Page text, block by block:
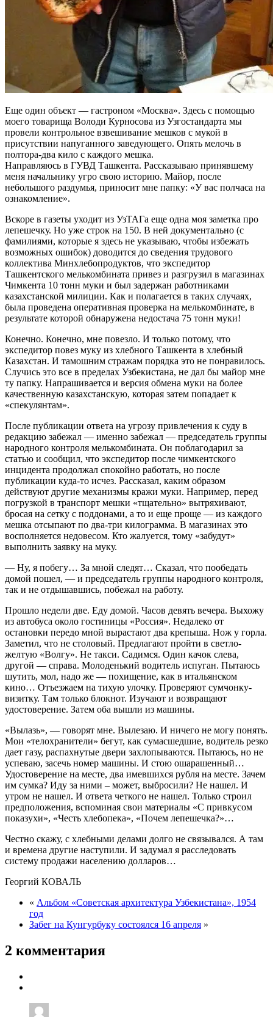
Еще один объект — гастроном «Москва». Здесь с помощью
моего товарища Володи Курносова из Узгостандарта мы
провели контрольное взвешивание мешков с мукой в
присутствии напуганного заведующего. Опять мелочь в
полтора-два кило с каждого мешка.
Направляюсь в ГУВД Ташкента. Рассказываю принявшему
меня начальнику угро свою историю. Майор, после
небольшого раздумья, приносит мне папку: «У вас полчаса на
ознакомление».
Вскоре в газеты уходит из УзТАГа еще одна моя заметка про
лепешечку. Но уже строк на 150. В ней документально (с
фамилиями, которые я здесь не указываю, чтобы избежать
возможных ошибок) доводится до сведения трудового
коллектива Минхлебопродуктов, что экспедитор
Ташкентского мелькомбината привез и разгрузил в магазинах
Чимкента 10 тонн муки и был задержан работниками
казахстанской милиции. Как и полагается в таких случаях,
была проведена оперативная проверка на мелькомбинате, в
результате которой обнаружена недостача 75 тонн муки!
Конечно. Конечно, мне повезло. И только потому, что
экспедитор повез муку из хлебного Ташкента в хлебный
Казахстан. И тамошним стражам порядка это не понравилось.
Случись это все в пределах Узбекистана, не дал бы майор мне
ту папку. Напрашивается и версия обмена муки на более
качественную казахстанскую, которая затем попадает к
«спекулянтам».
После публикации ответа на угрозу привлечения к суду в
редакцию забежал — именно забежал — председатель группы
народного контроля мелькомбината. Он поблагодарил за
статью и сообщил, что экспедитор после чимкентского
инцидента продолжал спокойно работать, но после
публикации куда-то исчез. Рассказал, каким образом
действуют другие механизмы кражи муки. Например, перед
погрузкой в транспорт мешки «тщательно» вытряхивают,
бросая на сетку с поддонами, а то и еще проще — из каждого
мешка отсыпают по два-три килограмма. В магазинах это
восполняется недовесом. Кто жалуется, тому «забудут»
выполнить заявку на муку.
— Ну, я побегу… За мной следят… Сказал, что пообедать
домой пошел, — и председатель группы народного контроля,
так и не отдышавшись, побежал на работу.
Прошло недели две. Еду домой. Часов девять вечера. Выхожу
из автобуса около гостиницы «Россия». Недалеко от
остановки передо мной вырастают два крепыша. Нож у горла.
Заметил, что не столовый. Предлагают пройти в светло-
желтую «Волгу». Не такси. Садимся. Один качок слева,
другой — справа. Молоденький водитель испуган. Пытаюсь
шутить, мол, надо же — похищение, как в итальянском
кино… Отъезжаем на тихую улочку. Проверяют сумчонку-
визитку. Там только блокнот. Изучают и возвращают
удостоверение. Затем оба вышли из машины.
«Вылазь», — говорят мне. Вылезаю. И ничего не могу понять.
Мои «телохранители» бегут, как сумасшедшие, водитель резко
дает газу, распахнутые двери захлопываются. Пытаюсь, но не
успеваю, засечь номер машины. И стою ошарашенный…
Удостоверение на месте, два имевшихся рубля на месте. Зачем
им сумка? Иду за ними – может, выбросили? Не нашел. И
утром не нашел. И ответа четкого не нашел. Только строил
предположения, вспоминая свои материалы «С привкусом
показухи», «Честь хлебопека», «Почем лепешечка?»…
Честно скажу, с хлебными делами долго не связывался. А там
и времена другие наступили. И задумал я расследовать
систему продажи населению долларов…
Георгий КОВАЛЬ
« Альбом «Советская архитектура Узбекистана», 1954
год
Забег на Кунгурбуку состоялся 16 апреля »
2 комментария